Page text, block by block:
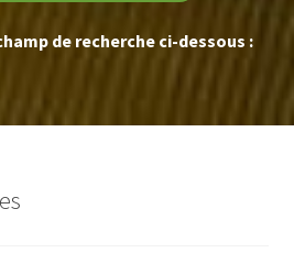
de recherche ci-dessous :